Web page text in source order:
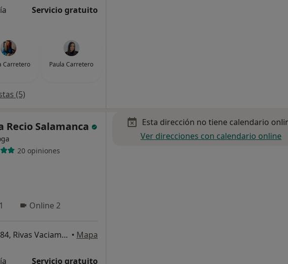
Servicio gratuito
Carretero Paula Carretero
(5)
Recio Salamanca
20 opiniones
Online 2
Avenida Pablo Iglesias 84, Rivas Vaciamadrid • Mapa
Servicio gratuito
Esta dirección no tiene calendario
Ver direcciones con calendario online